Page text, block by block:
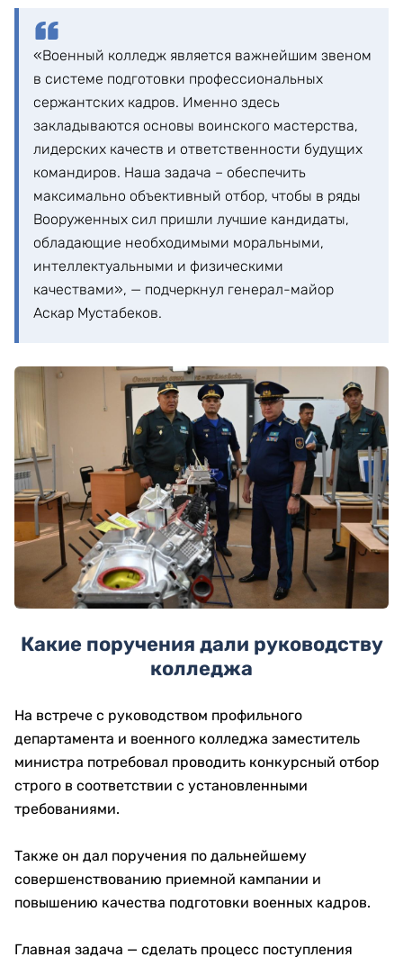
«Военный колледж является важнейшим звеном
в системе подготовки профессиональных
сержантских кадров. Именно здесь
закладываются основы воинского мастерства,
лидерских качеств и ответственности будущих
командиров. Наша задача – обеспечить
максимально объективный отбор, чтобы в ряды
Вооруженных сил пришли лучшие кандидаты,
обладающие необходимыми моральными,
интеллектуальными и физическими
качествами», — подчеркнул генерал-майор
Аскар Мустабеков.
Какие поручения дали руководству
колледжа
На встрече с руководством профильного
департамента и военного колледжа заместитель
министра потребовал проводить конкурсный отбор
строго в соответствии с установленными
требованиями.
Также он дал поручения по дальнейшему
совершенствованию приемной кампании и
повышению качества подготовки военных кадров.
Главная задача — сделать процесс поступления